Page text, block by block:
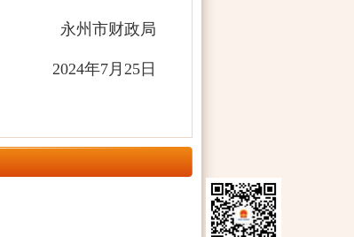
永州市财政局
2024年7月 25 日